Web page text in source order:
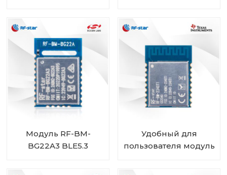
Модуль RF-BM-
BG22A3 BLE5.3
Удобный для
пользователя модуль